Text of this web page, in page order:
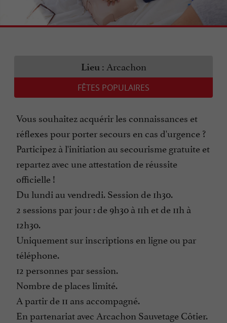
Lieu : Arcachon
FÊTES POPULAIRES
Vous souhaitez acquérir les connaissances et
réflexes pour porter secours en cas d'urgence ?
Participez à l'initiation au secourisme gratuite et
repartez avec une attestation de réussite
officielle !
Du lundi au vendredi. Session de 1h30.
2 sessions par jour : de 9h30 à 11h et de 11h à
12h30.
Uniquement sur inscriptions en ligne ou par
téléphone.
12 personnes par session.
Nombre de places limité.
A partir de 11 ans accompagné.
En partenariat avec Arcachon Sauvetage Côtier.